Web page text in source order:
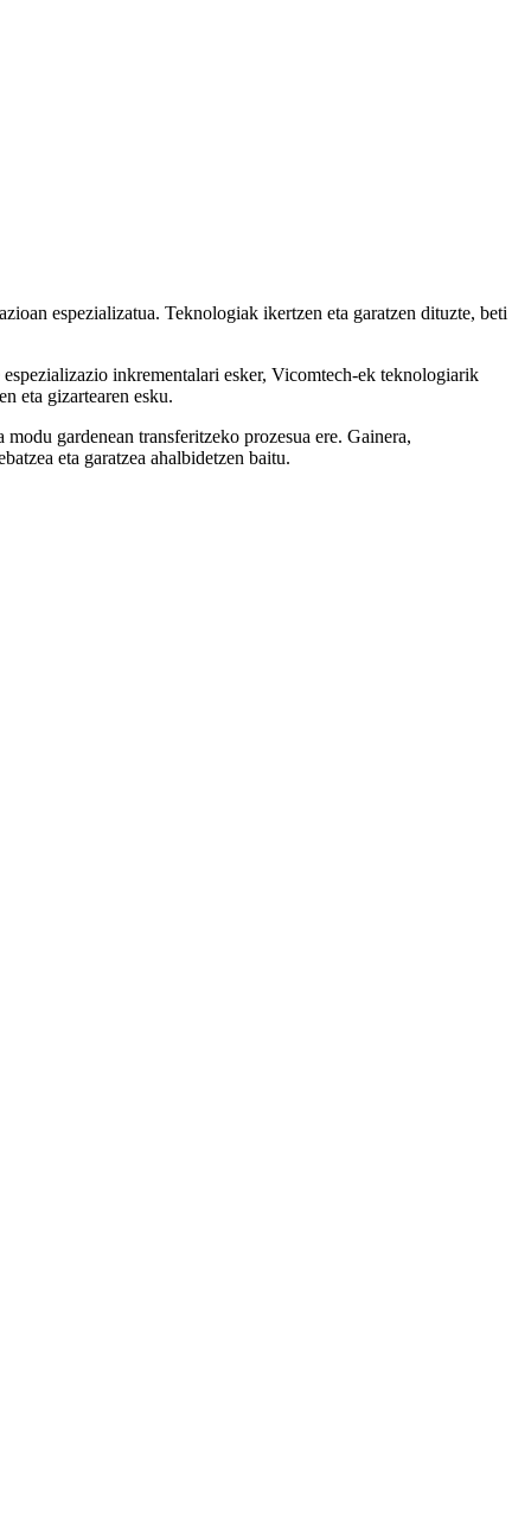
espezializatua. Teknologiak ikertzen eta garatzen dituzte, beti
inkrementalari esker, Vicomtech-ek teknologiarik
eta gizartearen esku.
gardenean transferitzeko prozesua ere. Gainera,
eta garatzea ahalbidetzen baitu.